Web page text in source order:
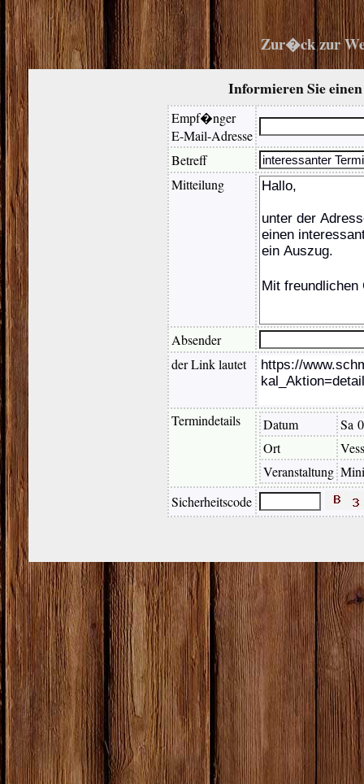
Zur�ck zur
Informieren Sie
Empf�nger
E-Mail-Adresse
Betreff
Mitteilung
Absender
der Link lautet
Termindetails Datum
Sa
Ort
Veranstaltung
Sicherheitscode